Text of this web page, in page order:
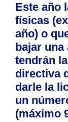
Este año
físicas
año) o
bajar
tendrán
directiva
darle la
un
(máximo